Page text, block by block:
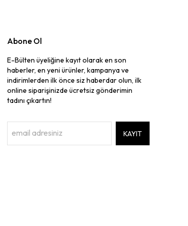
Abone Ol
E-Bülten üyeliğine kayıt olarak en son
haberler, en yeni ürünler, kampanya ve
indirimlerden ilk önce siz haberdar olun, ilk
online siparişinizde ücretsiz gönderimin
tadını çıkartın!
KAYIT